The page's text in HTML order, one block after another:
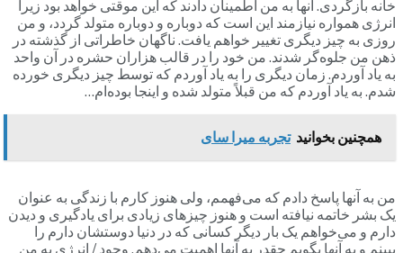
خانه بازگردی. آنها به من اطمینان دادند که این موقتی خواهد بود زیرا
انرژی همواره نیازمند این است که دوباره و دوباره متولد گردد، و من
روزی به چیز دیگری تغییر خواهم یافت. ناگهان خاطراتی از گذشته در
ذهن من جلوه‌گر شدند. من خود را در قالب هزاران حشره در آن واحد
به یاد آوردم. زمان دیگری را به یاد آوردم که توسط چیز دیگری خورده
شدم. به یاد آوردم که من قبلاً متولد شده و اینجا بوده‌ام…
همچنین بخوانید تجربه میرا سای
من به آنها پاسخ دادم که می‌فهمم، ولی هنوز کارم با زندگی به عنوان
یک بشر خاتمه نیافته است و هنوز چیزهای زیادی برای یادگیری و دیدن
دارم و می‌خواهم یک بار دیگر کسانی که در دنیا دوستشان دارم را
ببینم و به آنها بگویم چقدر به آنها اهمیت می‌دهم. وجود / انرژی به من